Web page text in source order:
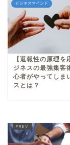
ビジネスマインド
【返報性の原理を
ジネスの最強集客
心者がやってしま
スとは？